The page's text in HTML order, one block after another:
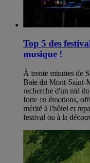
Top 5 des
musique !
À trente minutes de
Baie du Mont-Saint-
recherche d'un nid
forte en émotions,
mérité à l'hôtel et
festival ou à la